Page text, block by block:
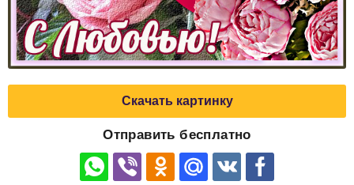
Скачать картинку
Отправить бесплатно